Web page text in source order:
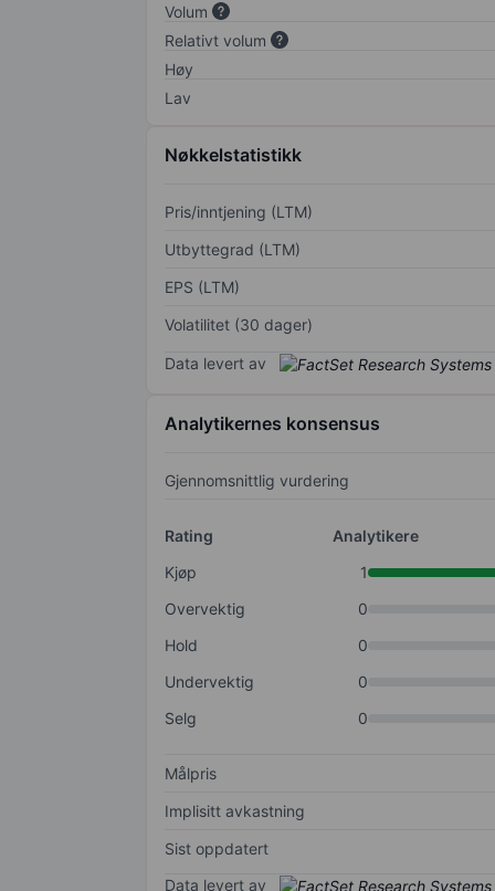
Volum
Relativt volum
Høy
Lav
Nøkkelstatistikk
Pris/inntjening (LTM)
Utbyttegrad (LTM)
EPS (LTM)
Volatilitet (30 dager)
Data levert av
Analytikernes konsensus
Gjennomsnittlig vurdering
Rating
Analytikere
Kjøp
1
Overvektig
0
Hold
0
Undervektig
0
Selg
0
Målpris
Implisitt avkastning
Sist oppdatert
Data levert av